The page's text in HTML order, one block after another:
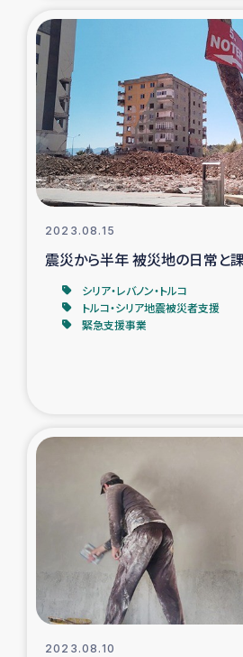
2023.08.15
震災から半年 被災地の日常と
シリア・レバノン・トルコ
トルコ・シリア地震被災者支援
緊急支援事業
2023.08.10